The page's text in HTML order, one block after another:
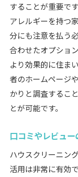
エアコンか
での専門清
エアコン
キッチン
バスル
家電の内
プロの清
岡山市南区浦
ウスクリー
料金と質
することが重要で
アレルギーを持つ
分にも注意を払う
合わせたオプショ
より効果的に住ま
者のホームページ
かりと調査するこ
とが可能です。
口コミやレビュ
ハウスクリーニン
活用は非常に有効